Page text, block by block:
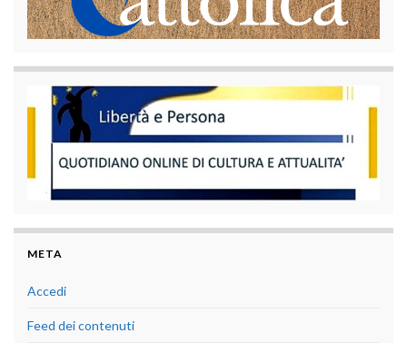
META
Accedi
Feed dei contenuti